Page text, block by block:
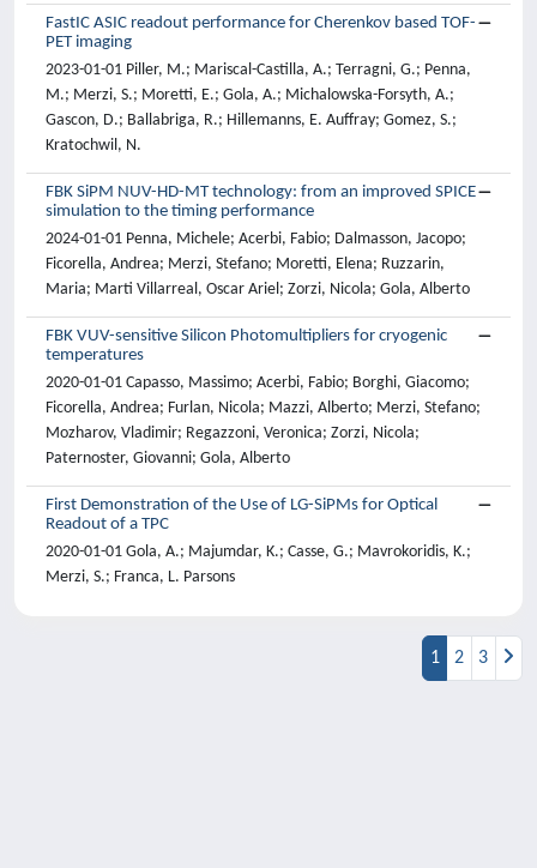
FastIC ASIC readout performance for Cherenkov based TOF-
PET imaging
2023-01-01 Piller, M.; Mariscal-Castilla, A.; Terragni, G.; Penna,
M.; Merzi, S.; Moretti, E.; Gola, A.; Michalowska-Forsyth, A.;
Gascon, D.; Ballabriga, R.; Hillemanns, E. Auffray; Gomez, S.;
Kratochwil, N.
FBK SiPM NUV-HD-MT technology: from an improved SPICE
simulation to the timing performance
2024-01-01 Penna, Michele; Acerbi, Fabio; Dalmasson, Jacopo;
Ficorella, Andrea; Merzi, Stefano; Moretti, Elena; Ruzzarin,
Maria; Marti Villarreal, Oscar Ariel; Zorzi, Nicola; Gola, Alberto
FBK VUV-sensitive Silicon Photomultipliers for cryogenic
temperatures
2020-01-01 Capasso, Massimo; Acerbi, Fabio; Borghi, Giacomo;
Ficorella, Andrea; Furlan, Nicola; Mazzi, Alberto; Merzi, Stefano;
Mozharov, Vladimir; Regazzoni, Veronica; Zorzi, Nicola;
Paternoster, Giovanni; Gola, Alberto
First Demonstration of the Use of LG-SiPMs for Optical
Readout of a TPC
2020-01-01 Gola, A.; Majumdar, K.; Casse, G.; Mavrokoridis, K.;
Merzi, S.; Franca, L. Parsons
1 2 3